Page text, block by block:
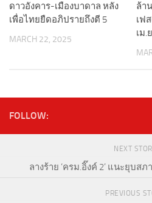
ดาวอังคาร-เมืองบาดาล หลัง
เพื่อไทยยืดอภิปรายถึงตี 5
MARCH 22, 2025
ล้า
เฟ
เม.
FOLLOW:
NEXT
ลางร้าย ‘ครม.อิ๊งค์ 2’ แนะยุบส
PREVIOUS